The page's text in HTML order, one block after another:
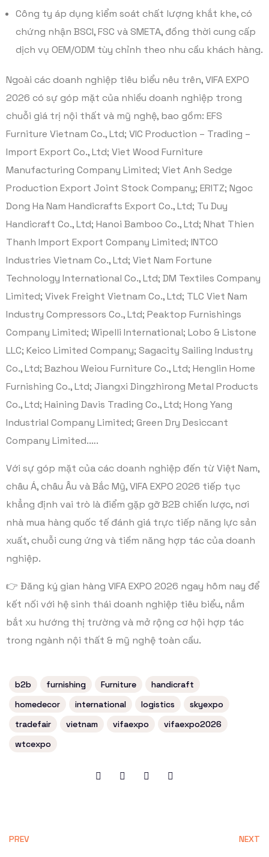
Công ty áp dụng kiểm soát chất lượng khắt khe, có
chứng nhận BSCI, FSC và SMETA, đồng thời cung cấp
dịch vụ OEM/ODM tùy chỉnh theo nhu cầu khách hàng.
Ngoài các doanh nghiệp tiêu biểu nêu trên, VIFA EXPO
2026 có sự góp mặt của nhiều doanh nghiệp trong
chuỗi giá trị nội thất và mỹ nghệ, bao gồm: EFS
Furniture Vietnam Co., Ltd; VIC Production – Trading –
Import Export Co., Ltd; Viet Wood Furniture
Manufacturing Company Limited; Viet Anh Sedge
Production Export Joint Stock Company; ERITZ; Ngoc
Dong Ha Nam Handicrafts Export Co., Ltd; Tu Duy
Handicraft Co., Ltd; Hanoi Bamboo Co., Ltd; Nhat Thien
Thanh Import Export Company Limited; INTCO
Industries Vietnam Co., Ltd; Viet Nam Fortune
Technology International Co., Ltd; DM Textiles Company
Limited; Vivek Freight Vietnam Co., Ltd; TLC Viet Nam
Industry Compressors Co., Ltd; Peaktop Furnishings
Company Limited; Wipelli International; Lobo & Listone
LLC; Keico Limited Company; Sagacity Sailing Industry
Co., Ltd; Bazhou Weiou Furniture Co., Ltd; Henglin Home
Furnishing Co., Ltd; Jiangxi Dingzhirong Metal Products
Co., Ltd; Haining Davis Trading Co., Ltd; Hong Yang
Industrial Company Limited; Green Dry Desiccant
Company Limited.….
Với sự góp mặt của các doanh nghiệp đến từ Việt Nam,
châu Á, châu Âu và Bắc Mỹ, VIFA EXPO 2026 tiếp tục
khẳng định vai trò là điểm gặp gỡ B2B chiến lược, nơi
nhà mua hàng quốc tế đánh giá trực tiếp năng lực sản
xuất, chuỗi cung ứng và tiềm năng hợp tác của doanh
nghiệp.
👉 Đăng ký gian hàng VIFA EXPO 2026 ngay hôm nay để
kết nối với hệ sinh thái doanh nghiệp tiêu biểu, nắm
bắt xu hướng thị trường và mở rộng cơ hội hợp tác
trong ngành nội thất & mỹ nghệ toàn cầu.
b2b furnishing Furniture
handicraft
homedecor
international logistics
skyexpo
tradefair
vietnam vifaexpo
vifaexpo2026
wtcexpo
PREV NEXT